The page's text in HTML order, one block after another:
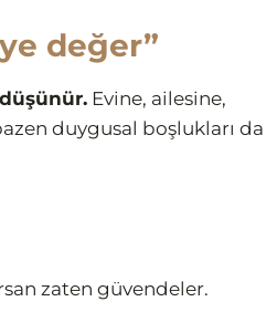
değer”
Evine, ailesine,
duygusal boşlukları da
zaten güvendeler.